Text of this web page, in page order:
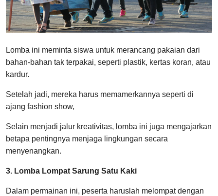
Lomba ini meminta siswa untuk merancang pakaian dari
bahan-bahan tak terpakai, seperti plastik, kertas koran, atau
kardur.
Setelah jadi, mereka harus memamerkannya seperti di
ajang fashion show,
Selain menjadi jalur kreativitas, lomba ini juga mengajarkan
betapa pentingnya menjaga lingkungan secara
menyenangkan.
3. Lomba Lompat Sarung Satu Kaki
Dalam permainan ini, peserta haruslah melompat dengan